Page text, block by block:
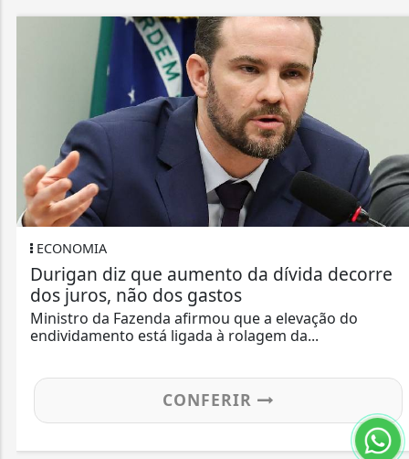
ECONOMIA
Durigan diz que aumento da dívida decorre
dos juros, não dos gastos
Ministro da Fazenda afirmou que a elevação do
endividamento está ligada à rolagem da...
CONFERIR